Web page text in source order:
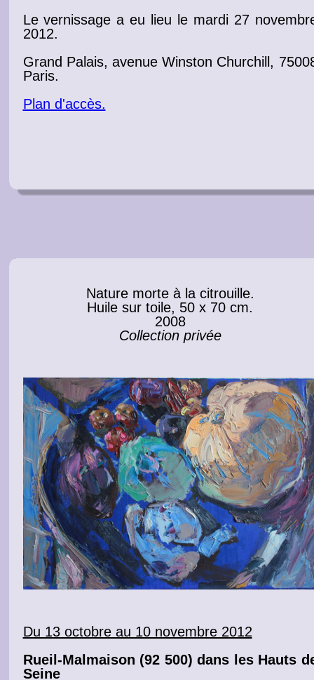
Levernissage a eu lieu le mardi 27
2012.
Grand Palais, avenue Winston Churchill,
Paris.
Plan d'accès.
Nature morte à la citrouille.
Huile sur toile, 50 x 70 cm.
2008
Collection privée
Du 13 octobre au 10 novembre 2012
Rueil-Malmaison (92 500) dans les Hauts
Seine